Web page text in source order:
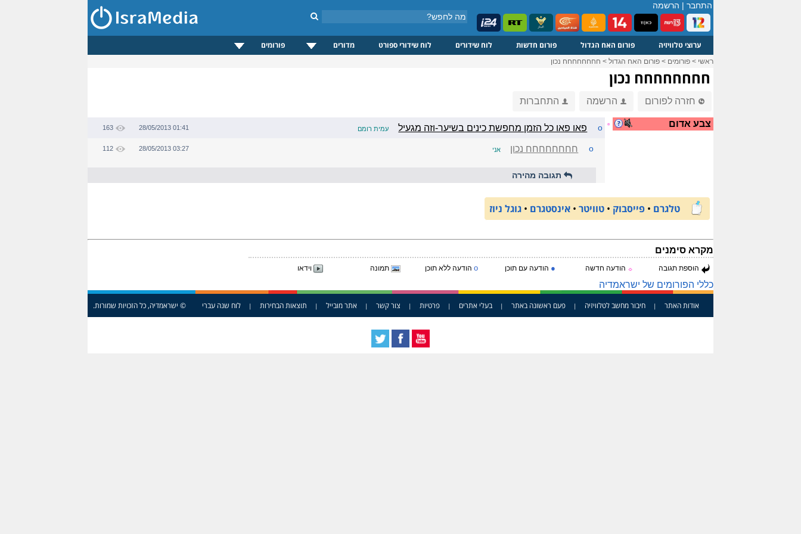
התחבר | הרשמה
ערוצי טלוויזיה פורום האח הגדול פורום חדשות לוח שידורים לוח שידורי ספורט מדורים פורומים
ראשי > פורומים > פורום האח הגדול > חחחחחחחח נכון
חחחחחחחח נכון
חזרה לפורום הרשמה התחברות
צבע אדום ☼
o פאו פאו כל הזמן מחפשת כינים בשיער-וזה מגעיל עמית רומם 28/05/2013 01:41
163
o חחחחחחחח נכון אני 28/05/2013 03:27
112
תגובה מהירה
טלגרם • פייסבוק • טוויטר • אינסטגרם • גוגל ניוז
מקרא סימנים
הוספת תגובה ☼ הודעה חדשה ● הודעה עם תוכן o הודעה ללא תוכן תמונה וידאו
כללי הפורומים של ישראמדיה
© ישראמדיה, כל הזכויות שמורות. אודות האתר | חיבור מחשב לטלוויזיה | פעם ראשונה באתר | בעלי אתרים | פרטיות | צור קשר | אתר מובייל | תוצאות הבחירות | לוח שנה עברי